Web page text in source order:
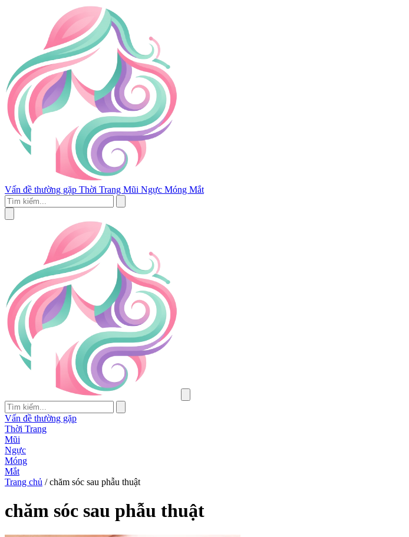
Vấn đề thường gặp Thời Trang Mũi Ngực Móng Mắt
Vấn đề thường gặp
Thời Trang
Mũi
Ngực
Móng
Mắt
Trang chủ / chăm sóc sau phẫu thuật
chăm sóc sau phẫu thuật